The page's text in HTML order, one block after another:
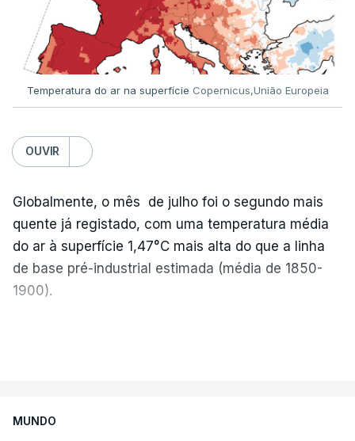
outra equipa de reportagem confirmou quehá
mais de 100 pedidos de reapreciação de notas
que aguardam a divulgação.
Os resultados chegaram a ser enviados à escola
concretamente à 0h47, no entanto, ao início da
manhã a afixação ainda não tinha sido feita.
ERRO100
ERROR ON HTML5 MEDIA ELEMENT
explicou à RTP que se encontrava desde as 7h00
Temperatura do ar na superfície Copernicus,União Europeia
OUVIR
Globalmente, o mês de julho foi o segundo mais
quente já registado, com uma temperatura média
do ar à superfície 1,47°C mais alta do que a linha
de base pré-industrial estimada (média de 1850-
1900).
excecional de calor extremo neste verão.
MUNDO